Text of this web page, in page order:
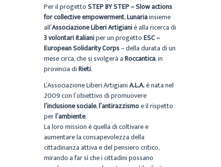
Per il progettoSTEP BY STEP – Slow actions
for collective empowerment,Lunariainsieme
all’Associazione Liberi Artigianiè alla ricerca di
3 volontari italianiper un progettoESC –
European Solidarity Corps– della durata di un
mese circa, che si svolgerà aRoccantica, in
provincia diRieti.
L’Associazione Liberi ArtigianiA.L.A.è nata nel
2009 con l’obiettivo di promuovere
l’inclusione sociale,l’antirazzismoe il rispetto
perl’ambiente.
La loro mission è quella di coltivare e
aumentare la consapevolezza della
cittadinanza attiva e del pensiero critico,
mirando a far sì che i cittadini possano